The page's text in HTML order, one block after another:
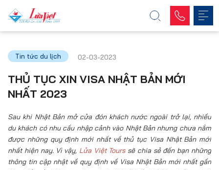
Tin tức du lịch 02-03-2023
THỦ TỤC XIN VISA NHẬT BẢN MỚI
NHẤT 2023
Sau khi Nhật Bản mở cửa đón khách nước ngoài trở lại, nhiều
du khách có nhu cầu nhập cảnh vào Nhật Bản nhưng chưa nắm
được những quy định mới nhất về thủ tục Visa Nhật Bản mới
nhất hiện nay. Vì vậy, Lửa Việt Tours sẽ chia sẻ đến bạn những
thông tin cập nhật về quy định về Visa Nhật Bản mới nhất gần